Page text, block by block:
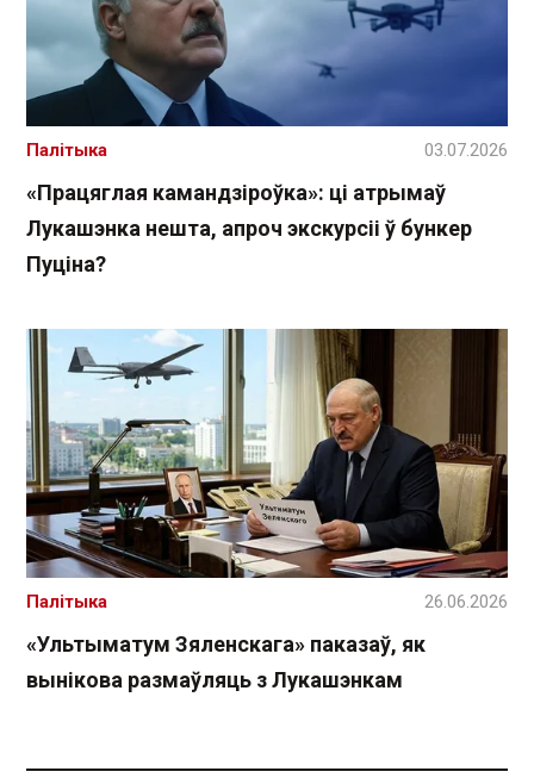
«Працяглая камандзіроўка»: ці атрымаў
Лукашэнка нешта, апроч экскурсіі ў бункер
Пуціна?
Палітыка 03.07.2026
«Ультыматум Зяленскага» паказаў, як
вынікова размаўляць з Лукашэнкам
Палітыка 26.06.2026